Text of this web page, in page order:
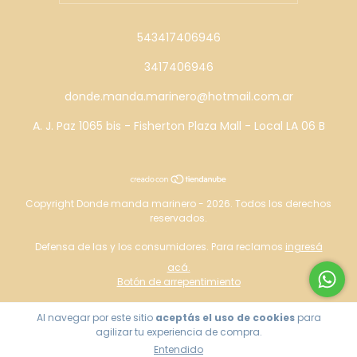
Al navegar por este sitio aceptás el uso de cookiespara
agilizar tu experiencia de compra.
Entendido
543417406946
3417406946
donde.manda.marinero@hotmail.com.ar
A. J. Paz 1065 bis - Fisherton Plaza Mall - Local LA 06 B
Copyright Donde manda marinero - 2026. Todos los derechos
reservados.
Defensa de las y los consumidores. Para reclamos ingresá
acá.
Botón de arrepentimiento